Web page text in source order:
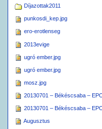
Díjazottak2011
punkosdi_kep.jpg
ero-erotlenseg
2013evige
ugró ember.jpg
ugró ember.jpg
mosz.jpg
20130701 – Békéscsaba –
20130701 – Békéscsaba –
Augusztus